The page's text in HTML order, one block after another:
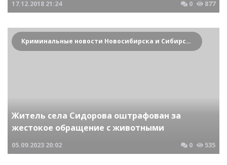
17.12.2018 21:24 0 877
Криминальные новости Новосибирска и Сибирского региона
Житель села Сидорова оштрафован за
жестокое обращение с животными
05.09.2023 20:02 0 535